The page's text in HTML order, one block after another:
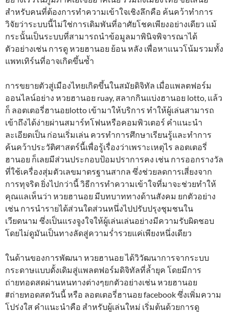
สำหรับคนที่ต้องการทำความเข้าใจเชิงลึกคือ ค้นคว้าทำการ
วิจัยว่าระบบนี้ไม่ใช่การเดิมพันที่อาศัยโชคเพียงอย่างเดียว แม้
กระนั้นเป็นระบบที่สามารถนำข้อมูลมาพินิจพิจารณาได้
ตัวอย่างเช่น การดู หวยฮานอย ย้อน หลัง เพื่อหาแนวโน้มรวมทั้ง
แพทเทิร์นที่อาจเกิดขึ้นซ้ำ
การขยายตัวสู่เมืองไทยเกิดขึ้นในสมัยดิจิทัล เมื่อแพลตฟอร์ม
ออนไลน์อย่าง หวยฮานอย ruay, สลากกินแบ่งฮานอย lotto, แล้ว
ก็ ลอตเตอรี่ฮานอยlotto เข้ามาให้บริการ ทำให้ผู้เล่นสามารถ
เข้าถึงได้ง่ายผ่านสมาร์ทโฟนหรือคอมพิวเตอร์ คำแนะนำ
ละเอียดเป็น ก่อนเริ่มเล่น ควรทำการศึกษาเรียนรู้และทำการ
ค้นคว้าประวัติศาสตร์นี้เพื่อรู้เรื่องว่าเพราะเหตุไร ลอตเตอรี่
ฮานอย ก็เลยมีส่วนประกอบป้อมปราการคง เช่น การออกรางวัล
ที่ใช้เครื่องสุ่มตัวเลขมาตรฐานสากล ซึ่งช่วยลดการเสี่ยงจาก
การทุจริต ยิ่งไปกว่านี้ วิธีการทำความเข้าใจที่มาจะช่วยทำให้
คุณแลเห็นว่า หวยฮานอย มีบทบาททางด้านสังคม ยกตัวอย่าง
เช่น การนำรายได้ส่วนใดส่วนหนึ่งไปปรับปรุงชุมชนใน
เวียดนาม ซึ่งเป็นแรงจูงใจให้ผู้เล่นเล่นอย่างมีความรับผิดชอบ
โดยไม่ดูมันเป็นทางลัดสู่ความร่ำรวยแค่เพียงหนึ่งเดียว
ในด้านของการพัฒนา หวยฮานอย ได้วิวัฒนาการจากระบบ
กระดาษแบบดั้งเดิมสู่แพลตฟอร์มดิจิทัลที่ล้ำยุค โดยมีการ
ถ่ายทอดสดผ่านหนทางต่างๆยกตัวอย่างเช่น หวยฮานอย
#ถ่ายทอดสดวันนี้ หรือ ลอตเตอรี่ฮานอย facebook ซึ่งเพิ่มความ
โปร่งใส คำแนะนำคือ สำหรับผู้เล่นใหม่ เริ่มต้นด้วยการดู